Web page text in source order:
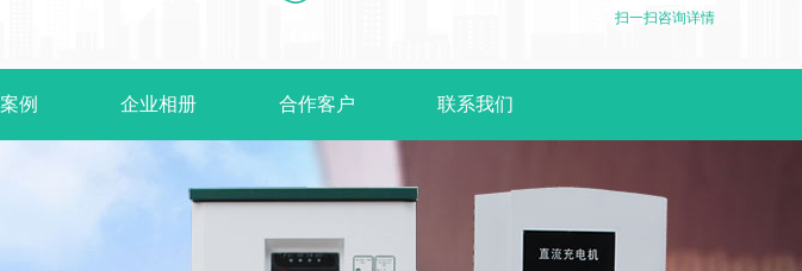
扫一扫咨询详情
例 企业相册 合作客户 联系我们